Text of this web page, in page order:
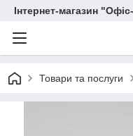
Інтернет-магазин
Товари та послуги